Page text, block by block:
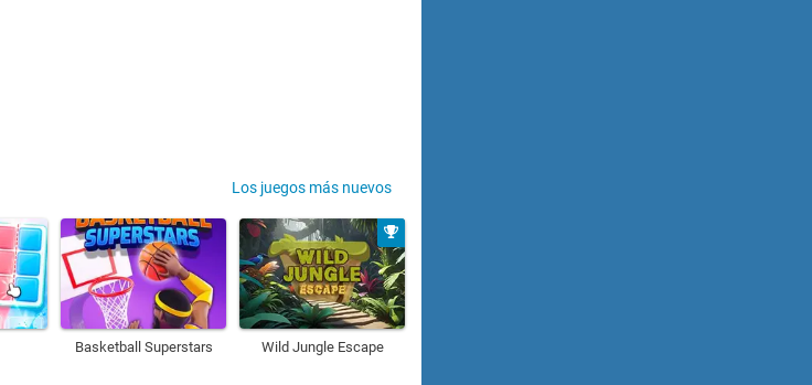
Los juegos más nuevos
Basketball Superstars Wild Jungle Escape